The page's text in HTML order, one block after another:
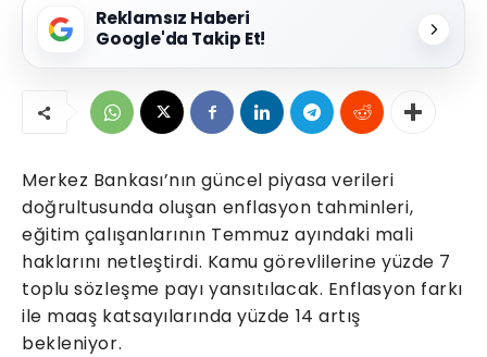
Reklamsız Haberi
Google'da Takip Et!
Merkez Bankası’nın güncel piyasa verileri
doğrultusunda oluşan enflasyon tahminleri,
eğitim çalışanlarının Temmuz ayındaki mali
haklarını netleştirdi. Kamu görevlilerine yüzde 7
toplu sözleşme payı yansıtılacak. Enflasyon farkı
ile maaş katsayılarında yüzde 14 artış
bekleniyor.